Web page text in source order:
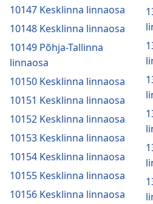
10147 Kesklinna linnaosa
10148 Kesklinna linnaosa
10149 Põhja-Tallinna
linnaosa
10150 Kesklinna linnaosa
10151 Kesklinna linnaosa
10152 Kesklinna linnaosa
10153 Kesklinna linnaosa
10154 Kesklinna linnaosa
10155 Kesklinna linnaosa
10156 Kesklinna linnaosa